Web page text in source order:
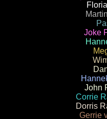
Joke
John
Corrie
Dorris
Gerrie